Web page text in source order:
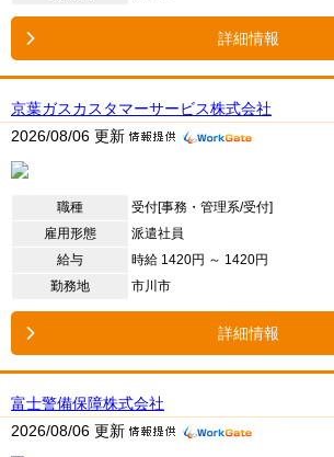
詳細情報
京葉ガスカスタマーサービス株式会社
2026/08/06 更新
職種
受付[事務・管理系/受付]
雇用形態
派遣社員
給与
時給 1420円 ～ 1420円
勤務地
市川市
詳細情報
富士警備保障株式会社
2026/08/06 更新